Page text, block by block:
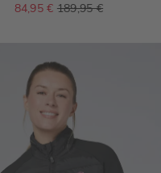
84,95 € 189,95 €